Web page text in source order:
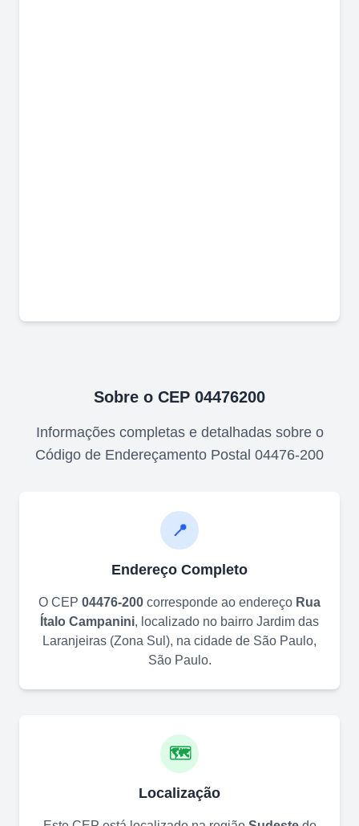
Sobre o CEP 04476200
Informações completas e detalhadas sobre o
Código de Endereçamento Postal 04476-200
📍
Endereço Completo
O CEP 04476-200 corresponde ao endereço Rua
Ítalo Campanini, localizado no bairro Jardim das
Laranjeiras (Zona Sul), na cidade de São Paulo,
São Paulo.
🗺️
Localização